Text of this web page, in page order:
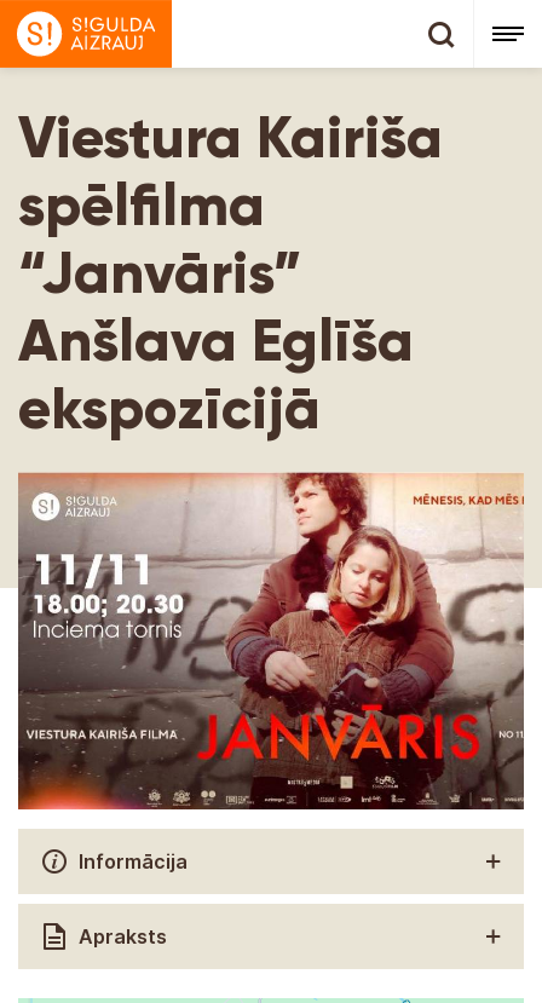
Viestura Kairiša
spēlfilma
“Janvāris”
Anšlava Eglīša
ekspozīcijā
Informācija
Apraksts